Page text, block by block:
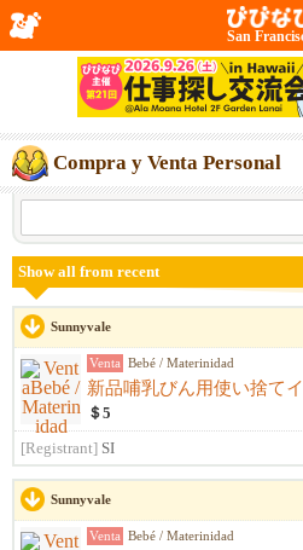
San
Compra y Venta Personal
Show all from recent
Sunnyvale
Venta Bebé / Materinidad
新品哺乳びん用使い捨て
＄5
[Registrant] SI
Sunnyvale
Venta Bebé / Materinidad